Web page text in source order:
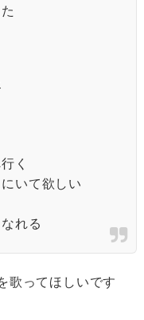
く
いて欲しい
れる
歌ってほしいです